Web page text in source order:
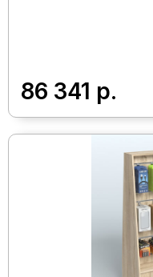
86 341 р.